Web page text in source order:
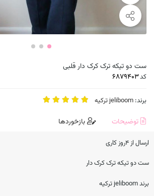
ست دو تیکه ترک کرک دار قلبی
کد
برند: jeliboom ترکیه
توضیحات بازخوردها
ارسال از ۴روز کاری
ست دو تیکه ترک کرک دار
برند jeliboom ترکیه